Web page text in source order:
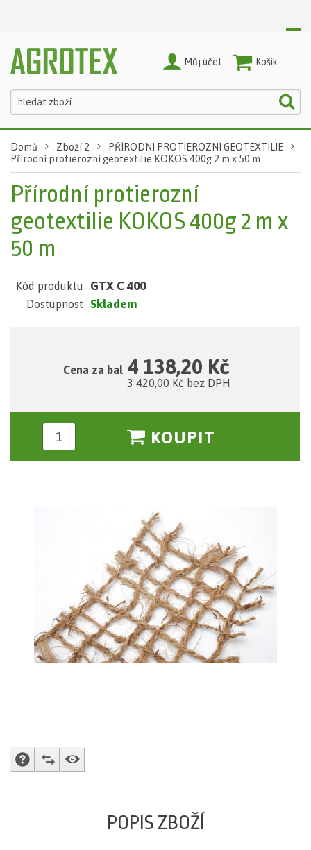
Nákupní Košík
Můj účet
Domů Zboží 2
PŘÍRODNÍ PROTIEROZNÍ GEOTEXTILIE
Přírodní protierozní geotextilie KOKOS 400g 2 m x 50 m
Přírodní protierozní
geotextilie KOKOS 400g 2 m x
50 m
Kód produktu GTX C 400
Dostupnost Skladem
Cena za bal 4 138,20 Kč
3 420,00 Kč bez DPH
KOUPIT
DOTAZ PRODAVAČI
PŘIDAT K POROVNÁNÍ
POPIS ZBOŽÍ